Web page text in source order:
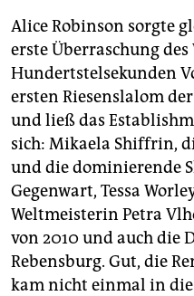
Alice Robinson sorgte
erste Überraschung
Hundertstelsekunden
ersten Riesenslalom
und ließ das
sich: Mikaela Shiffrin,
und die dominierende
Gegenwart, Tessa
Weltmeisterin Petra
von 2010 und auch die
Rebensburg. Gut, die
kam nicht einmal in